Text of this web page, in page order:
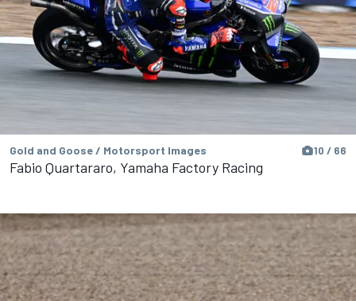
Gold and Goose / Motorsport Images 10 / 66
Fabio Quartararo, Yamaha Factory Racing